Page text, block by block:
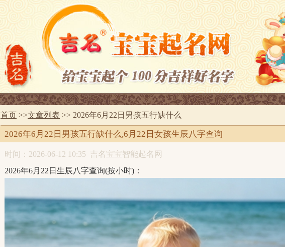
首页 >>文章列表 >> 2026年6月22日男孩五行缺什么
2026年6月22日男孩五行缺什么,6月22日女孩生辰八字查询
时间：2026-06-12 10:35 吉名宝宝智能起名网
2026年6月22日生辰八字查询(按小时)：